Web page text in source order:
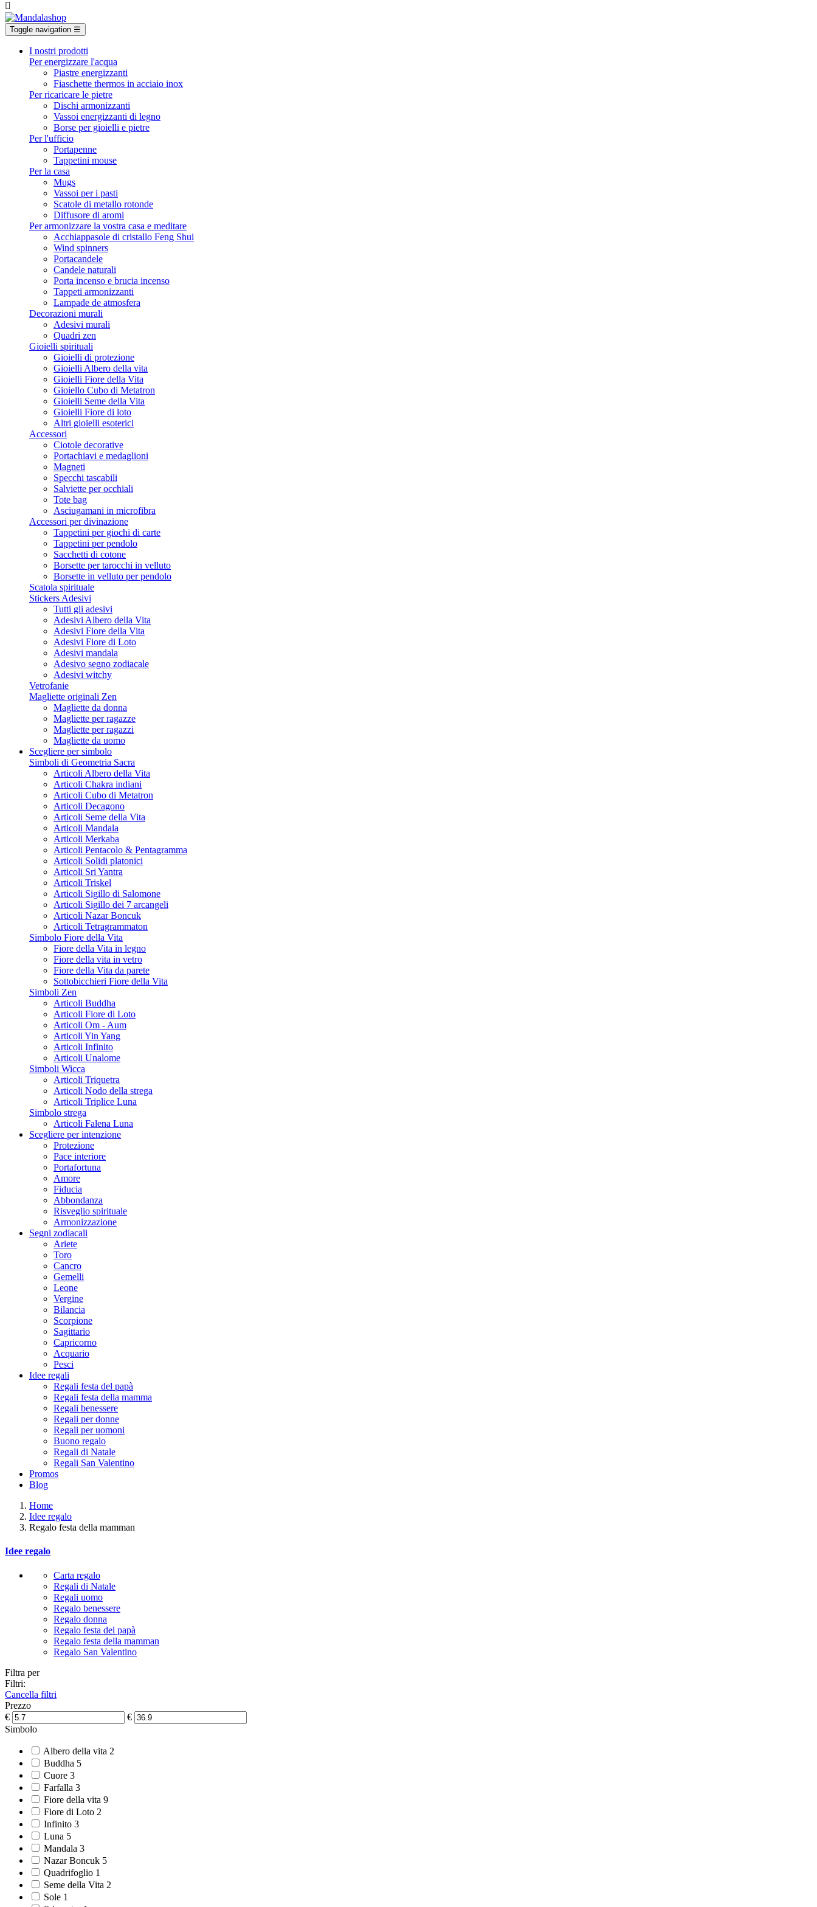

Toggle navigation ☰
I nostri prodotti
Per energizzare l'acqua
Piastre energizzanti
Fiaschette thermos in acciaio inox
Per ricaricare le pietre
Dischi armonizzanti
Vassoi energizzanti di legno
Borse per gioielli e pietre
Per l'ufficio
Portapenne
Tappetini mouse
Per la casa
Mugs
Vassoi per i pasti
Scatole di metallo rotonde
Diffusore di aromi
Per armonizzare la vostra casa e meditare
Acchiappasole di cristallo Feng Shui
Wind spinners
Portacandele
Candele naturali
Porta incenso e brucia incenso
Tappeti armonizzanti
Lampade de atmosfera
Decorazioni murali
Adesivi murali
Quadri zen
Gioielli spirituali
Gioielli di protezione
Gioielli Albero della vita
Gioielli Fiore della Vita
Gioiello Cubo di Metatron
Gioielli Seme della Vita
Gioielli Fiore di loto
Altri gioielli esoterici
Accessori
Ciotole decorative
Portachiavi e medaglioni
Magneti
Specchi tascabili
Salviette per occhiali
Tote bag
Asciugamani in microfibra
Accessori per divinazione
Tappetini per giochi di carte
Tappetini per pendolo
Sacchetti di cotone
Borsette per tarocchi in velluto
Borsette in velluto per pendolo
Scatola spirituale
Stickers Adesivi
Tutti gli adesivi
Adesivi Albero della Vita
Adesivi Fiore della Vita
Adesivi Fiore di Loto
Adesivi mandala
Adesivo segno zodiacale
Adesivi witchy
Vetrofanie
Magliette originali Zen
Magliette da donna
Magliette per ragazze
Magliette per ragazzi
Magliette da uomo
Scegliere per simbolo
Simboli di Geometria Sacra
Articoli Albero della Vita
Articoli Chakra indiani
Articoli Cubo di Metatron
Articoli Decagono
Articoli Seme della Vita
Articoli Mandala
Articoli Merkaba
Articoli Pentacolo & Pentagramma
Articoli Solidi platonici
Articoli Sri Yantra
Articoli Triskel
Articoli Sigillo di Salomone
Articoli Sigillo dei 7 arcangeli
Articoli Nazar Boncuk
Articoli Tetragrammaton
Simbolo Fiore della Vita
Fiore della Vita in legno
Fiore della vita in vetro
Fiore della Vita da parete
Sottobicchieri Fiore della Vita
Simboli Zen
Articoli Buddha
Articoli Fiore di Loto
Articoli Om - Aum
Articoli Yin Yang
Articoli Infinito
Articoli Unalome
Simboli Wicca
Articoli Triquetra
Articoli Nodo della strega
Articoli Triplice Luna
Simbolo strega
Articoli Falena Luna
Scegliere per intenzione
Protezione
Pace interiore
Portafortuna
Amore
Fiducia
Abbondanza
Risveglio spirituale
Armonizzazione
Segni zodiacali
Ariete
Toro
Cancro
Gemelli
Leone
Vergine
Bilancia
Scorpione
Sagittario
Capricorno
Acquario
Pesci
Idee regali
Regali festa del papà
Regali festa della mamma
Regali benessere
Regali per donne
Regali per uomoni
Buono regalo
Regali di Natale
Regali San Valentino
Promos
Blog
Home
Idee regalo
Regalo festa della mamman
Idee regalo
Carta regalo
Regali di Natale
Regali uomo
Regalo benessere
Regalo donna
Regalo festa del papà
Regalo festa della mamman
Regalo San Valentino
Filtra per
Filtri:
Cancella filtri
Prezzo
€
€
Simbolo
Albero della vita 2
Buddha 5
Cuore 3
Farfalla 3
Fiore della vita 9
Fiore di Loto 2
Infinito 3
Luna 5
Mandala 3
Nazar Boncuk 5
Quadrifoglio 1
Seme della Vita 2
Sole 1